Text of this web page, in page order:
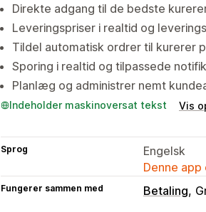
Direkte adgang til de bedste
Leveringspriser i realtid og
Tildel automatisk ordrer til kurerer
Sporing i realtid og tilpassede
Planlæg og administrer nemt
Indeholder maskinoversat tekst Vis
Sprog
Engelsk
Denne app
Fungerer sammen med Betaling